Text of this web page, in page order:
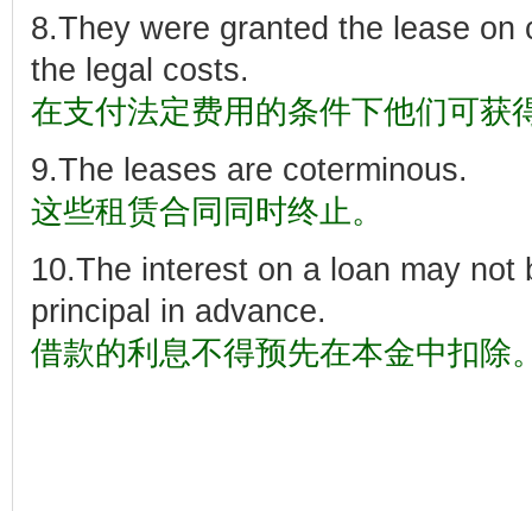
8.They were granted the lease on
the legal costs.
在支付法定费用的条件下他们可获
9.The leases are coterminous.
这些租赁合同同时终止。
10.The interest on a loan may not
principal in advance.
借款的利息不得预先在本金中扣除